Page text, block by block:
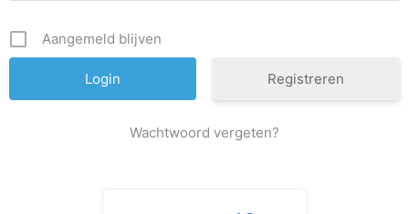
Aangemeld blijven
Registreren
Wachtwoord vergeten?